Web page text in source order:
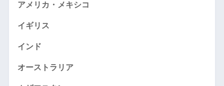
アメリカ・メキシコ
イギリス
インド
オーストラリア